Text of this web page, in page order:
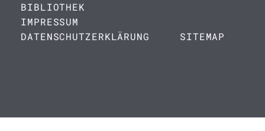
BIBLIOTHEK
IMPRESSUM
DATENSCHUTZERKLÄRUNG
SITEMAP